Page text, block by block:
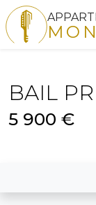
BAIL
5 900 €